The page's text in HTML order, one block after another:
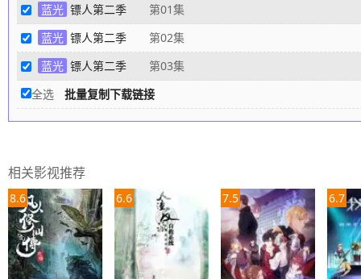
蓝光 镖人第二季 第01集
蓝光 镖人第二季 第02集
蓝光 镖人第二季 第03集
全选
批量复制下载链接
相关影视推荐
8.6 6.6 7.5 6.7